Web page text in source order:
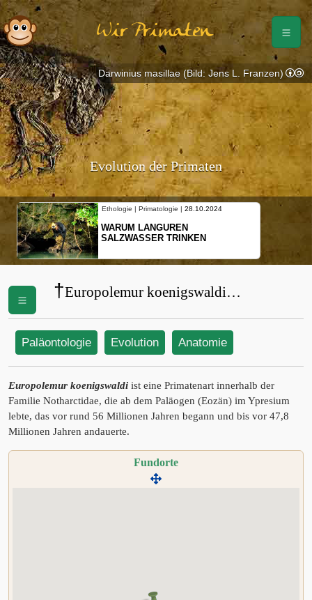
Wir Primaten
Evolution der Primaten
Ethologie | Primatologie | 28.10.2024
WARUM LANGUREN
SALZWASSER TRINKEN
Darwinius masillae (Bild: Jens L. Franzen)
†Europolemur koenigswaldi
Paläontologie Evolution Anatomie
Europolemur koenigswaldi ist eine Primatenart innerhalb der
Familie Notharctidae, die ab dem Paläogen (Eozän) im Ypresium
lebte, das vor rund 56 Millionen Jahren begann und bis vor 47,8
Millionen Jahren andauerte.
Fundorte